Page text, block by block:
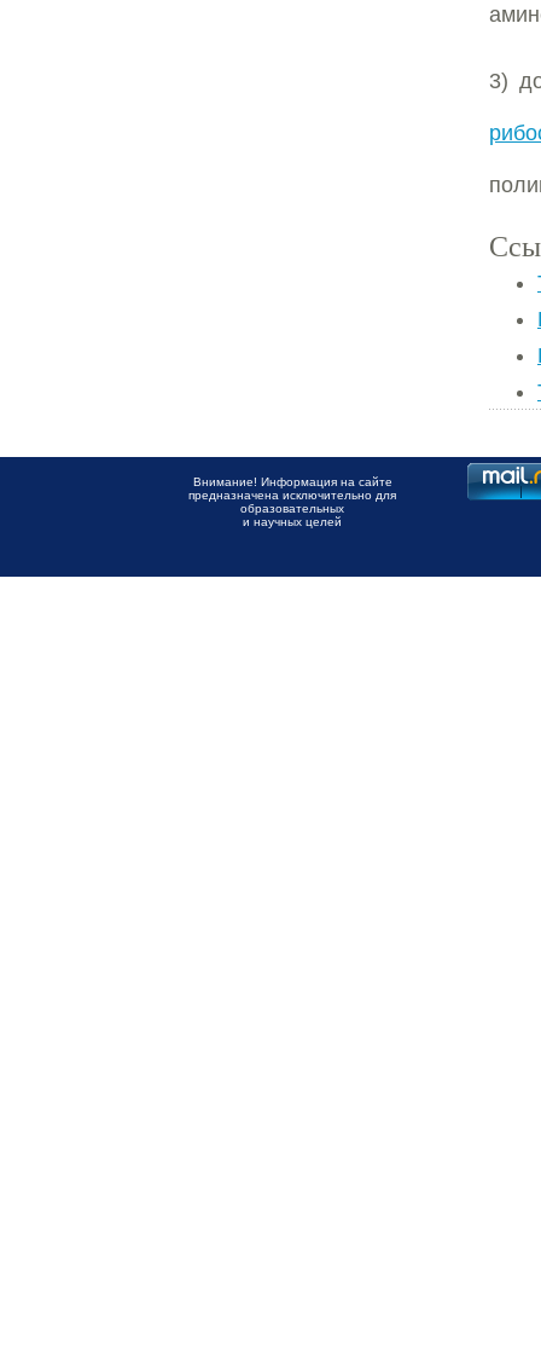
3)
Внимание! Информация на сайте
предназначена исключительно для
образовательных
и научных целей